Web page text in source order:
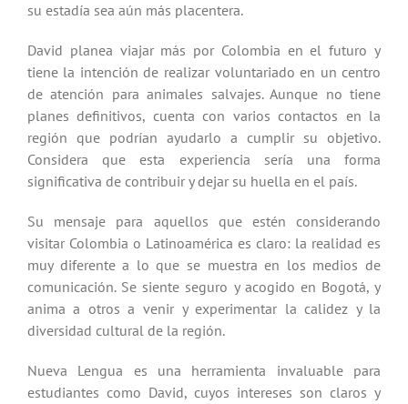
su estadía sea aún más placentera.
David planea viajar más por Colombia en el futuro y
tiene la intención de realizar voluntariado en un centro
de atención para animales salvajes. Aunque no tiene
planes definitivos, cuenta con varios contactos en la
región que podrían ayudarlo a cumplir su objetivo.
Considera que esta experiencia sería una forma
significativa de contribuir y dejar su huella en el país.
Su mensaje para aquellos que estén considerando
visitar Colombia o Latinoamérica es claro: la realidad es
muy diferente a lo que se muestra en los medios de
comunicación. Se siente seguro y acogido en Bogotá, y
anima a otros a venir y experimentar la calidez y la
diversidad cultural de la región.
Nueva Lengua es una herramienta invaluable para
estudiantes como David, cuyos intereses son claros y